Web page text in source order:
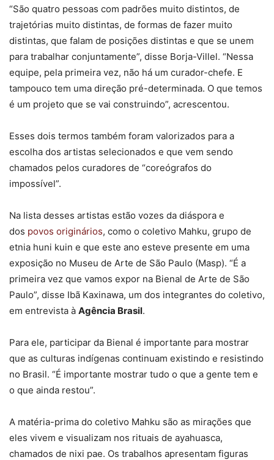
“São quatro pessoas com padrões muito distintos, de
trajetórias muito distintas, de formas de fazer muito
distintas, que falam de posições distintas e que se unem
para trabalhar conjuntamente”, disse Borja-Villel. “Nessa
equipe, pela primeira vez, não há um curador-chefe. E
tampouco tem uma direção pré-determinada. O que temos
é um projeto que se vai construindo”, acrescentou.
Esses dois termos também foram valorizados para a
escolha dos artistas selecionados e que vem sendo
chamados pelos curadores de “coreógrafos do
impossível”.
Na lista desses artistas estão vozes da diáspora e
dos povos originários, como o coletivo Mahku, grupo de
etnia huni kuin e que este ano esteve presente em uma
exposição no Museu de Arte de São Paulo (Masp). “É a
primeira vez que vamos expor na Bienal de Arte de São
Paulo”, disse Ibã Kaxinawa, um dos integrantes do coletivo,
em entrevista à Agência Brasil.
Para ele, participar da Bienal é importante para mostrar
que as culturas indígenas continuam existindo e resistindo
no Brasil. “É importante mostrar tudo o que a gente tem e
o que ainda restou”.
A matéria-prima do coletivo Mahku são as mirações que
eles vivem e visualizam nos rituais de ayahuasca,
chamados de nixi pae. Os trabalhos apresentam figuras